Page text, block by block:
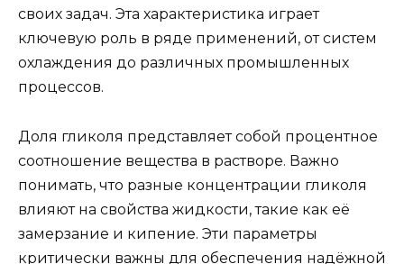
своих задач. Эта характеристика играет
ключевую роль в ряде применений, от систем
охлаждения до различных промышленных
процессов.
Доля гликоля представляет собой процентное
соотношение вещества в растворе. Важно
понимать, что разные концентрации гликоля
влияют на свойства жидкости, такие как её
замерзание и кипение. Эти параметры
критически важны для обеспечения надёжной